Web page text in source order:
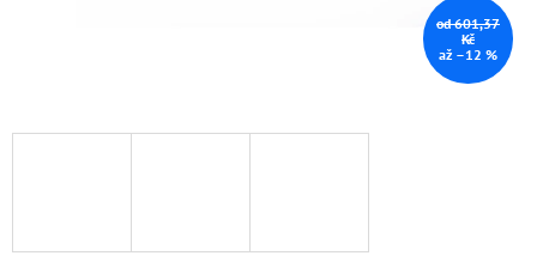
od 601,37
Kč
až –12 %